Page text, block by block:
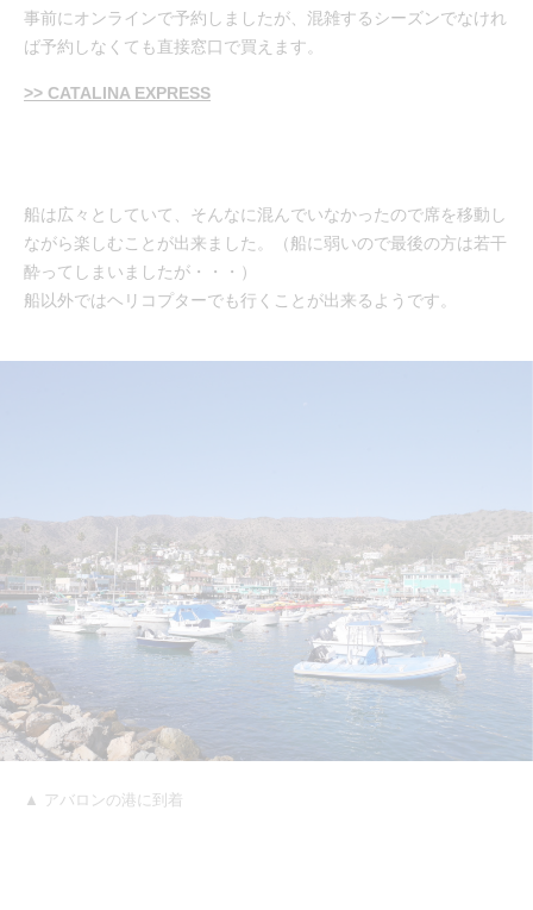
事前にオンラインで予約しましたが、混雑するシーズンでなけれ
ば予約しなくても直接窓口で買えます。
>> CATALINA EXPRESS
船は広々としていて、そんなに混んでいなかったので席を移動し
ながら楽しむことが出来ました。（船に弱いので最後の方は若干
酔ってしまいましたが・・・）
船以外ではヘリコプターでも行くことが出来るようです。
▲ アバロンの港に到着